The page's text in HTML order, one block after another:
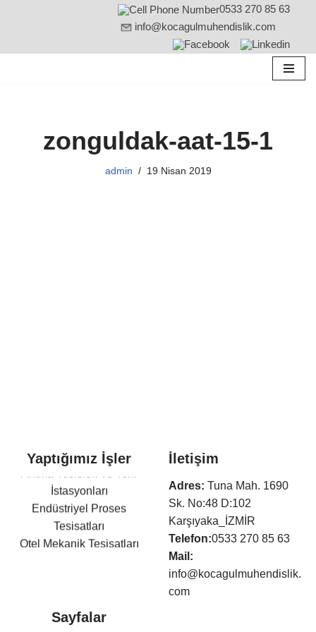
0533 270 85 63
info@kocagulmuhendislik.com
zonguldak-aat-15-1
admin 19 Nisan 2019
Yaptığımız İşler
İstasyonları
Endüstriyel Proses
Tesisatları
Otel Mekanik Tesisatları
Sıhhi Tesisat ve Yangın
İletişim
Adres: Tuna Mah. 1690
Sk. No:48 D:102
Karşıyaka_İZMİR
Telefon:0533 270 85 63
Mail:
info@kocagulmuhendislik.
com
Sayfalar